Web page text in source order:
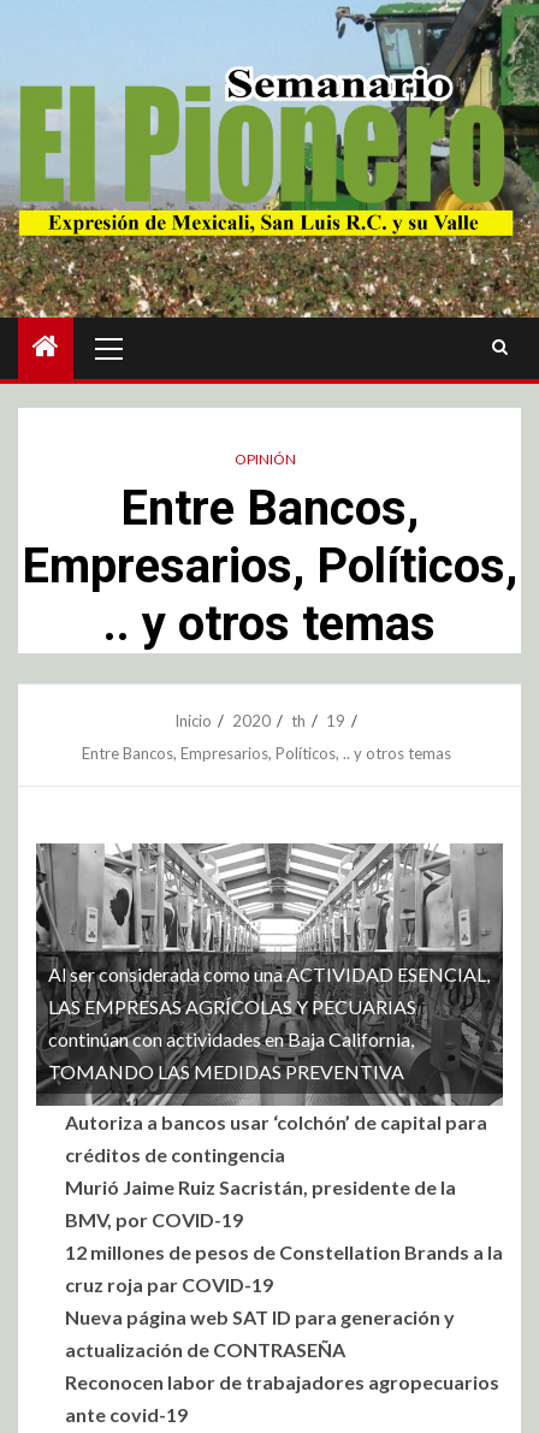
OPINIÓN
Entre Bancos,
Empresarios, Políticos,
.. y otros temas
Inicio 2020 th
19
Entre Bancos, Empresarios, Políticos, .. y otros temas
Al ser considerada como una ACTIVIDAD ESENCIAL,
LAS EMPRESAS AGRÍCOLAS Y PECUARIAS
continúan con actividades en Baja California,
TOMANDO LAS MEDIDAS PREVENTIVA
Autoriza a bancos usar ‘colchón’ de capital para
créditos de contingencia
Murió Jaime Ruiz Sacristán, presidente de la
BMV, por COVID-19
12 millones de pesos de Constellation Brands a la
cruz roja par COVID-19
Nueva página web SAT ID para generación y
actualización de CONTRASEÑA
Reconocen labor de trabajadores agropecuarios
ante covid-19